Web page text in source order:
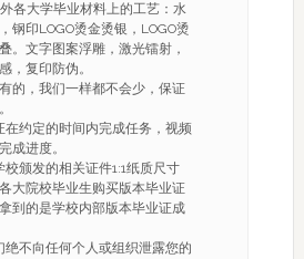
各大学毕业材料上的工艺：水
钢印LOGO烫金烫银，LOGO烫
。文字图案浮雕，激光镭射，
，复印防伪。
的，我们一样都不会少，保证
在约定的时间内完成任务，视频
成进度。
校颁发的相关证件1:1纸质尺寸
大院校毕业生购买版本毕业证
到的是学校内部版本毕业证成
绝不向任何个人或组织泄露您的